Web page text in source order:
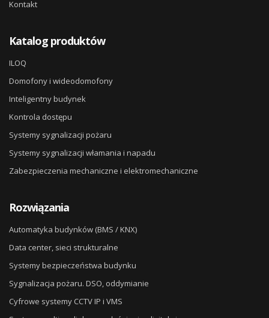
Kontakt
Katalog produktów
ILOQ
Domofony i wideodomofony
Inteligentny budynek
Kontrola dostępu
Systemy sygnalizacji pożaru
Systemy sygnalizacji włamania i napadu
Zabezpieczenia mechaniczne i elektromechaniczne
Rozwiązania
Automatyka budynków (BMS / KNX)
Data center, sieci strukturalne
Systemy bezpieczeństwa budynku
Sygnalizacja pożaru. DSO, oddymianie
Cyfrowe systemy CCTV IP i VMS